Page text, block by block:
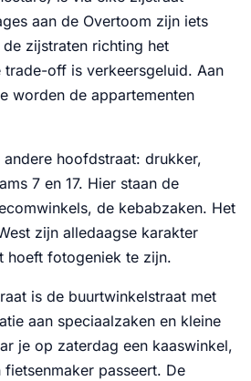
aan de Overtoom zijn iets
zijstraten richting het
trade-off is verkeersgeluid. Aan
worden de appartementen
hoofdstraat: drukker,
7 en 17. Hier staan de
de kebabzaken. Het
zijn alledaagse karakter
hoeft fotogeniek te zijn.
is de buurtwinkelstraat met
aan speciaalzaken en kleine
je op zaterdag een kaaswinkel,
passeert. De